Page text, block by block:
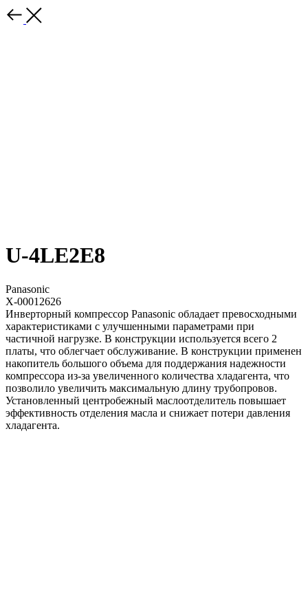
U-4LE2E8
Panasonic
X-00012626
Инверторный компрессор Panasonic обладает превосходными
характеристиками с улучшенными параметрами при
частичной нагрузке. В конструкции используется всего 2
платы, что облегчает обслуживание. В конструкции применен
накопитель большого объема для поддержания надежности
компрессора из-за увеличенного количества хладагента, что
позволило увеличить максимальную длину трубопровов.
Установленный центробежный маслоотделитель повышает
эффективность отделения масла и снижает потери давления
хладагента.